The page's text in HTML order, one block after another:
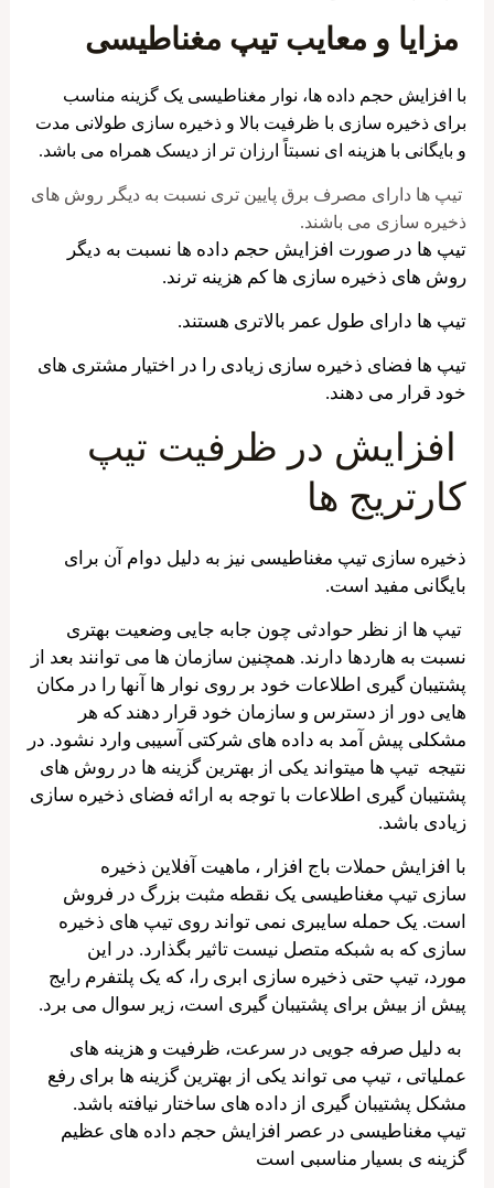
مزایا و معایب تیپ مغناطیسی
با افزایش حجم داده ها، نوار مغناطیسی یک گزینه مناسب
برای ذخیره سازی با ظرفیت بالا و ذخیره سازی طولانی مدت
و بایگانی با هزینه ای نسبتاً ارزان تر از دیسک همراه می باشد.
تیپ ها دارای مصرف برق پایین تری نسبت به دیگر روش های
ذخیره سازی می باشند.
تیپ ها در صورت افزایش حجم داده ها نسبت به دیگر
روش های ذخیره سازی ها کم هزینه ترند.
تیپ ها دارای طول عمر بالاتری هستند.
تیپ ها فضای ذخیره سازی زیادی را در اختیار مشتری های
خود قرار می دهند.
افزایش در ظرفیت تیپ
کارتریج ها
ذخیره سازی تیپ مغناطیسی نیز به دلیل دوام آن برای
بایگانی مفید است.
تیپ ها از نظر حوادثی چون جابه جایی وضعیت بهتری
نسبت به هاردها دارند. همچنین سازمان ها می توانند بعد از
پشتیبان گیری اطلاعات خود بر روی نوار ها آنها را در مکان
هایی دور از دسترس و سازمان خود قرار دهند که هر
مشکلی پیش آمد به داده های شرکتی آسیبی وارد نشود. در
نتیجه تیپ ها میتواند یکی از بهترین گزینه ها در روش های
پشتیبان گیری اطلاعات با توجه به ارائه فضای ذخیره سازی
زیادی باشد.
با افزایش حملات باج افزار ، ماهیت آفلاین ذخیره
سازی تیپ مغناطیسی یک نقطه مثبت بزرگ در فروش
است. یک حمله سایبری نمی تواند روی تیپ های ذخیره
سازی که به شبکه متصل نیست تاثیر بگذارد. در این
مورد، تیپ حتی ذخیره سازی ابری را، که یک پلتفرم رایج
پیش از بیش برای پشتیبان گیری است، زیر سوال می برد.
به دلیل صرفه جویی در سرعت، ظرفیت و هزینه های
عملیاتی ، تیپ می تواند یکی از بهترین گزینه ها برای رفع
مشکل پشتیبان گیری از داده های ساختار نیافته باشد.
تیپ مغناطیسی در عصر افزایش حجم داده های عظیم
گزینه ی بسیار مناسبی است